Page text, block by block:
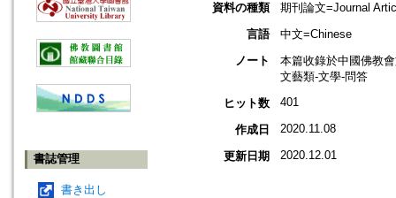
書誌管理
書き出し
資料の種類
期刊論文=Journal
言語
中文=Chinese
ノート
本篇收錄於中國佛教
文藝類-文學-問答
ヒット数
401
作成日 2020.11.08
更新日期 2020.12.01